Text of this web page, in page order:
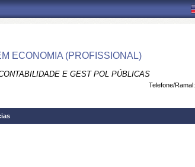
ECONOMIA (PROFISSIONAL)
E GEST POL PÚBLICAS
Telefone/Ramal: